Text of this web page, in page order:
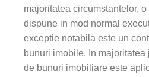
majoritatea circumstantelor,
dispune in mod normal
exceptie notabila este un
bunuri imobile. In
de bunuri imobiliare este